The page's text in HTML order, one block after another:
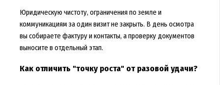
Юридическую чистоту, ограничения по земле и
коммуникациям за один визит не закрыть. В день осмотра
вы собираете фактуру и контакты, а проверку документов
выносите в отдельный этап.
Как отличить "точку роста" от разовой удачи?